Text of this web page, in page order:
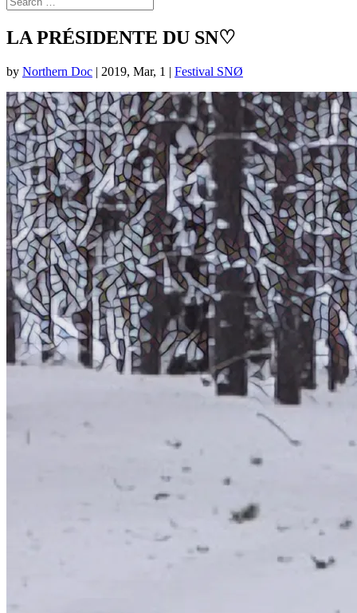
LA PRÉSIDENTE DU SN♡
by Northern Doc | 2019, Mar, 1 | Festival SNØ